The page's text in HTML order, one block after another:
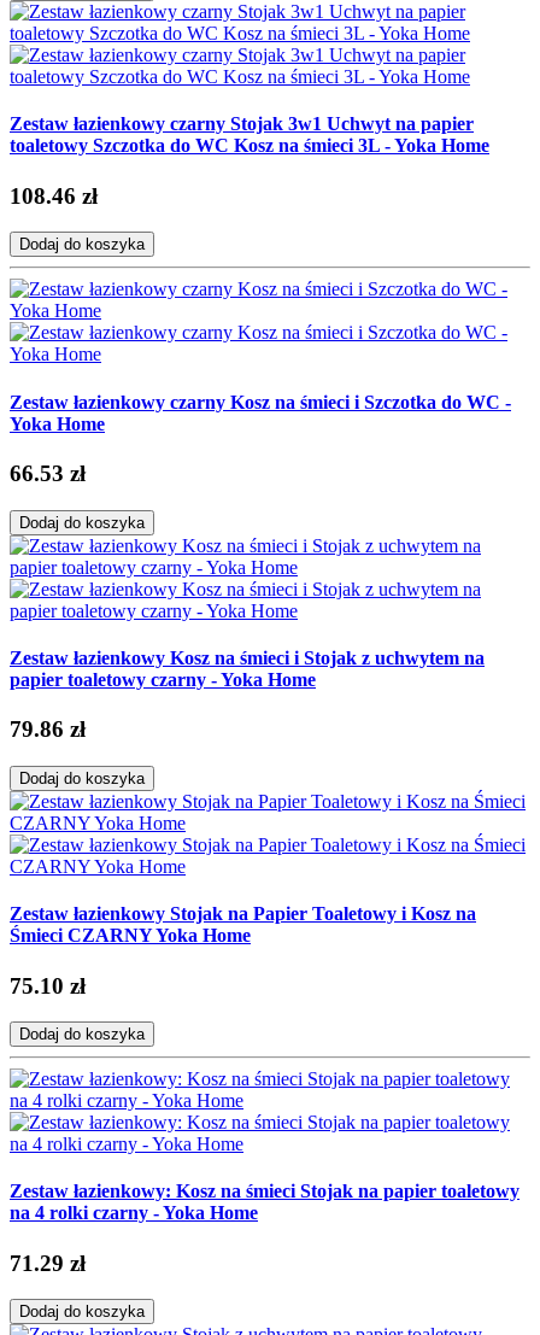
Zestaw łazienkowy czarny Stojak 3w1 Uchwyt na papier
toaletowy Szczotka do WC Kosz na śmieci 3L - Yoka Home
108.46 zł
Dodaj do koszyka
Zestaw łazienkowy czarny Kosz na śmieci i Szczotka do WC -
Yoka Home
66.53 zł
Dodaj do koszyka
Zestaw łazienkowy Kosz na śmieci i Stojak z uchwytem na
papier toaletowy czarny - Yoka Home
79.86 zł
Dodaj do koszyka
Zestaw łazienkowy Stojak na Papier Toaletowy i Kosz na
Śmieci CZARNY Yoka Home
75.10 zł
Dodaj do koszyka
Zestaw łazienkowy: Kosz na śmieci Stojak na papier toaletowy
na 4 rolki czarny - Yoka Home
71.29 zł
Dodaj do koszyka